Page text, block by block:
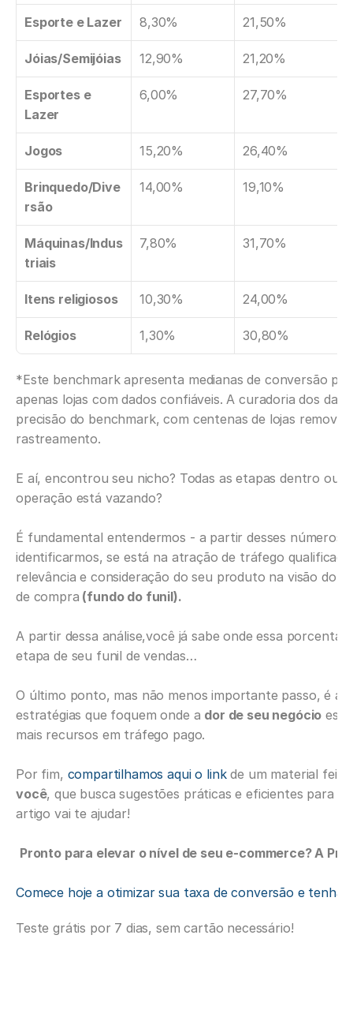
Esporte e Lazer 8,30% 21,50%
Jóias/Semijóias 12,90% 21,20%
Esportes e
Lazer
6,00% 27,70%
Jogos 15,20% 26,40%
Brinquedo/Dive
rsão
14,00% 19,10%
Máquinas/Indus
triais
7,80% 31,70%
Itens religiosos 10,30% 24,00%
Relógios 1,30% 30,80%
*Este benchmark apresenta medianas de conversão
apenas lojas com dados confiáveis. A curadoria dos
precisão do benchmark, com centenas de lojas
rastreamento.
E aí, encontrou seu nicho? Todas as etapas dentro ou
operação está vazando?
É fundamental entendermos - a partir desses números
identificarmos, se está na atração de tráfego
relevância e consideração do seu produto na visão do
de compra (fundo do funil).
A partir dessa análise,você já sabe onde essa
etapa de seu funil de vendas…
O último ponto, mas não menos importante passo, é
estratégias que foquem onde a dor de seu negócio
mais recursos em tráfego pago.
Por fim, compartilhamos aqui o link
você, que busca sugestões práticas e eficientes para
artigo vai te ajudar!
Pronto para elevar o nível de seu e-commerce? A
Comece hoje a otimizar sua taxa de conversão e tenha
Teste grátis por 7 dias, sem cartão necessário!